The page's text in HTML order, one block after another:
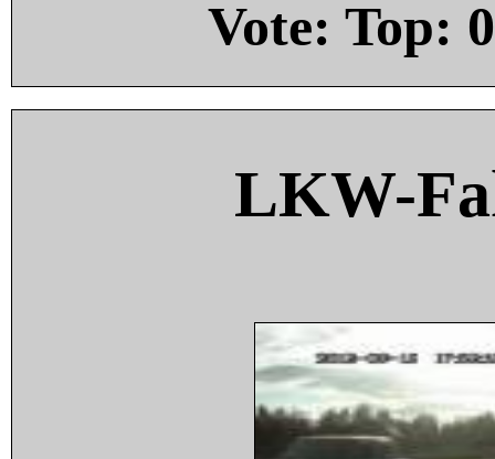
Vote: Top: 0
LKW-